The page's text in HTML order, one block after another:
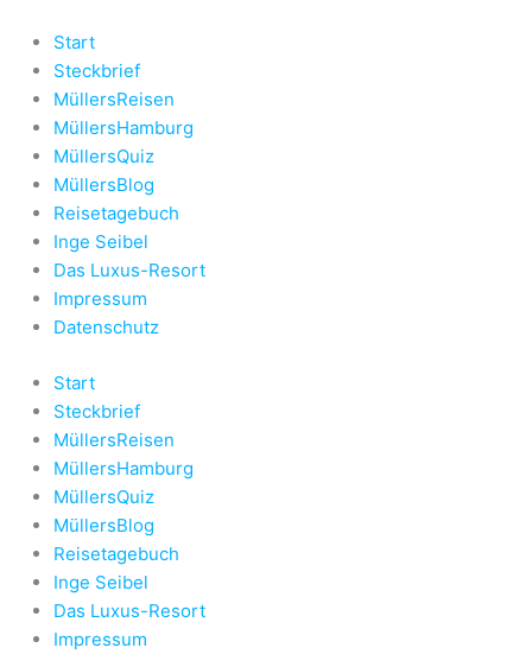
Inhalt
springen
Start
Steckbrief
MüllersReisen
MüllersHamburg
MüllersQuiz
MüllersBlog
Reisetagebuch
Inge Seibel
Das Luxus-Resort
Impressum
Datenschutz
Start
Steckbrief
MüllersReisen
MüllersHamburg
MüllersQuiz
MüllersBlog
Reisetagebuch
Inge Seibel
Das Luxus-Resort
Impressum